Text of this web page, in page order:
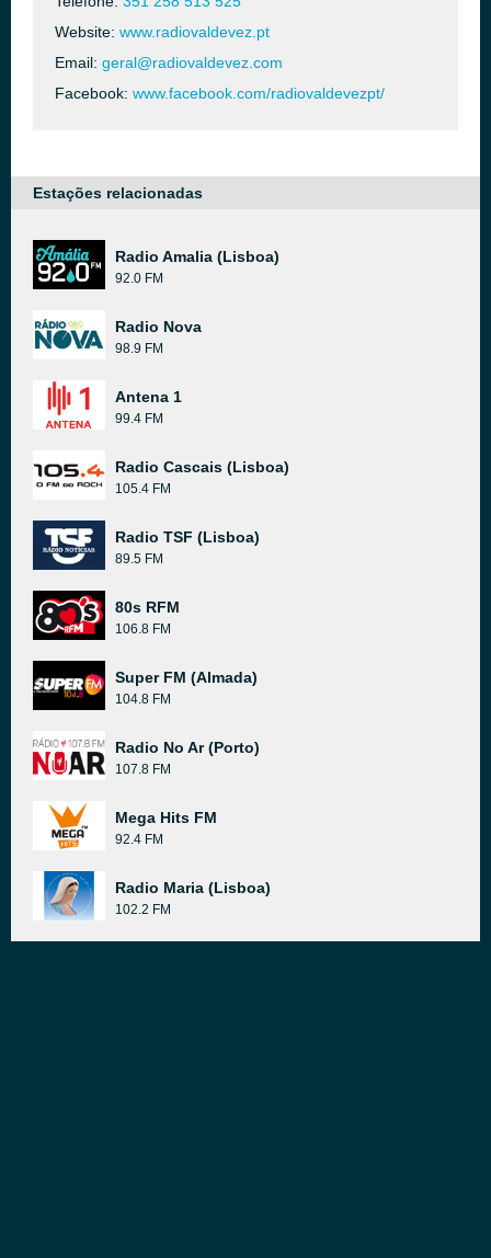
Website: www.radiovaldevez.pt
Email: geral@radiovaldevez.com
Facebook: www.facebook.com/radiovaldevezpt/
Estações relacionadas
Radio Amalia (Lisboa)
92.0 FM
Radio Nova
98.9 FM
Antena 1
99.4 FM
Radio Cascais (Lisboa)
105.4 FM
Radio TSF (Lisboa)
89.5 FM
80s RFM
106.8 FM
Super FM (Almada)
104.8 FM
Radio No Ar (Porto)
107.8 FM
Mega Hits FM
92.4 FM
Radio Maria (Lisboa)
102.2 FM